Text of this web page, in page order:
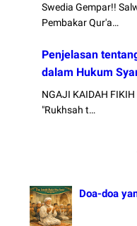
Swedia Gempar!!
Pembakar Qur'a…
Penjelasan
dalam Hukum
NGAJI KAIDAH FIKIH الرخص لا تناط بالمعاصي
"Rukhsah t…
Doa-doa